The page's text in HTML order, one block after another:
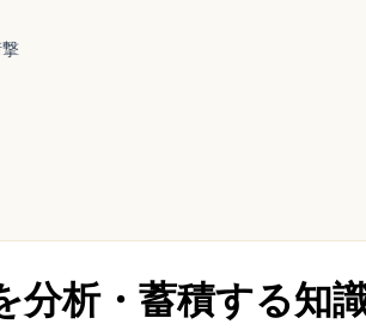
分析・蓄積する知